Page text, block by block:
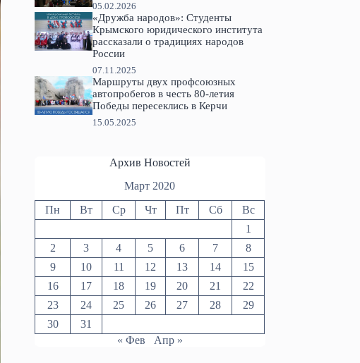
05.02.2026
«Дружба народов»: Студенты
Крымского юридического института
рассказали о традициях народов
России
07.11.2025
Маршруты двух профсоюзных
автопробегов в честь 80-летия
Победы пересеклись в Керчи
15.05.2025
Архив Новостей
Март 2020
Пн Вт Ср Чт Пт Сб
Вс
1
2
3 4 5 6 7
8
9
10 11 12 13 14
15
16
17 18 19 20 21
22
23
24 25 26 27 28
29
30
31
« Фев
Апр »